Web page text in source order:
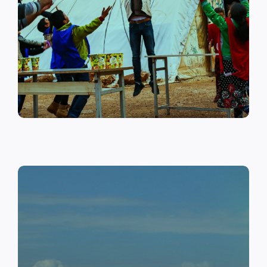
على أهمية حماية الطفل وإنشاء
مراكز لبناء القدرات والتوعية
الصحية والنفسية.
اقرأ المزيد